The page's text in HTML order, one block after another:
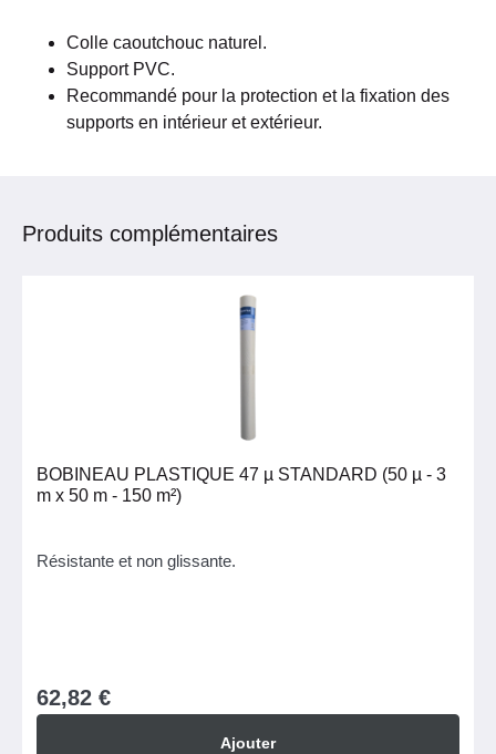
Colle caoutchouc naturel.
Support PVC.
Recommandé pour la protection et la fixation des
supports en intérieur et extérieur.
Produits complémentaires
BOBINEAU PLASTIQUE 47 µ STANDARD (50 µ - 3
m x 50 m - 150 m²)
Résistante et non glissante.
62,82 €
Ajouter